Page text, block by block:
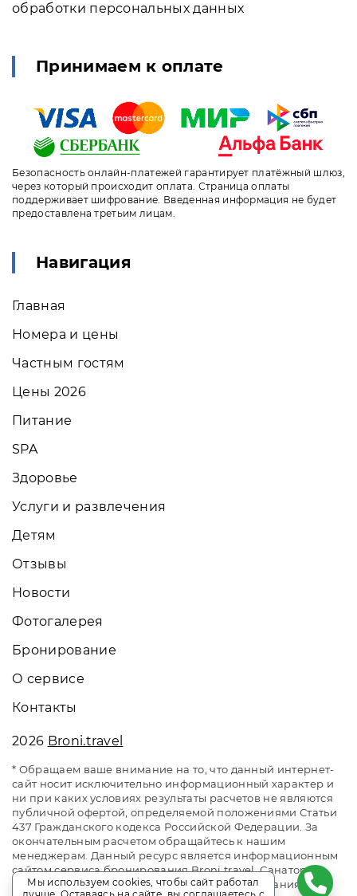
обработки персональных данных
Принимаем к оплате
Безопасность онлайн-платежей гарантирует платёжный шлюз,
через который происходит оплата. Страница оплаты
поддерживает шифрование. Введенная информация не будет
предоставлена третьим лицам.
Навигация
Главная
Номера и цены
Частным гостям
Цены 2026
Питание
SPA
Здоровье
Услуги и развлечения
Детям
Отзывы
Новости
Фотогалерея
Бронирование
О сервисе
Контакты
2026 Broni.travel
* Обращаем ваше внимание на то, что данный интернет-
сайт носит исключительно информационный характер и
ни при каких условиях результаты расчетов не являются
публичной офертой, определяемой положениями Статьи
437 Гражданского кодекса Российской Федерации. За
окончательным расчетом обращайтесь к нашим
менеджерам. Данный ресурс является информационным
сайтом сервиса бронирования Broni.travel. Санаторий
«Энергетик» Беларусь. Сайт онлайн бронирования
Мы используем cookies, чтобы сайт работал